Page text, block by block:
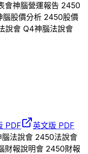
會神腦營運報告 2450
腦股價分析 2450股價
說會 Q4神腦法說會
PDF
英文版 PDF
腦法說會 2450法說會
財報說明會 2450財報